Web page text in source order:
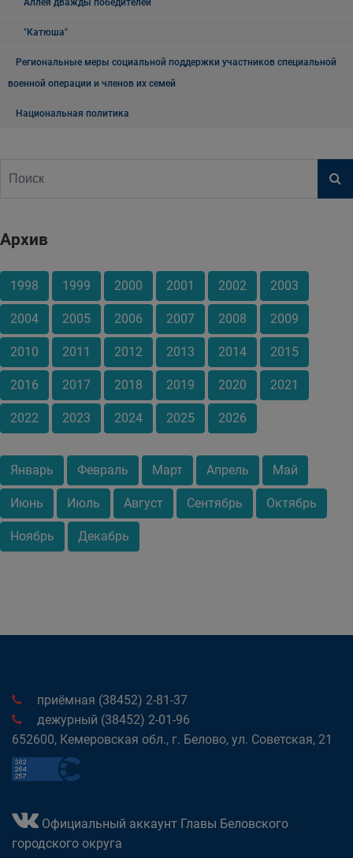
Аллея дважды победителей
"Катюша"
Региональные меры социальной поддержки участников специальной
военной операции и членов их семей
Национальная политика
Архив
1998 1999 2000 2001 2002 2003
2004 2005 2006 2007 2008 2009
2010 2011 2012 2013 2014 2015
2016 2017 2018 2019 2020 2021
2022 2023 2024 2025 2026
Январь Февраль Март Апрель Май
Июнь Июль Август Сентябрь Октябрь
Ноябрь Декабрь
приёмная (38452) 2-81-37
дежурный (38452) 2-01-96
652600, Кемеровская обл., г. Белово, ул. Советская, 21
Официальный аккаунт Главы Беловского
городского округа